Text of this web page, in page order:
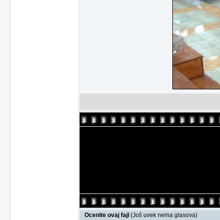
Ocenite ovaj fajl (Još uvek nema glasova)